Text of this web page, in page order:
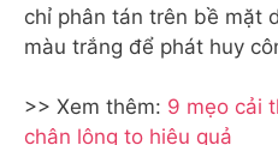
chỉ phân tán trên bề mặt
màu trắng để phát huy
>> Xem thêm: 9 mẹo cải
chân lông to hiệu quả